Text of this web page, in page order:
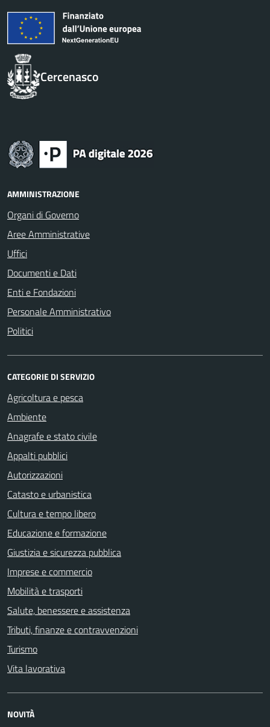
Cercenasco
AMMINISTRAZIONE
Organi di Governo
Aree Amministrative
Uffici
Documenti e Dati
Enti e Fondazioni
Personale Amministrativo
Politici
CATEGORIE DI SERVIZIO
Agricoltura e pesca
Ambiente
Anagrafe e stato civile
Appalti pubblici
Autorizzazioni
Catasto e urbanistica
Cultura e tempo libero
Educazione e formazione
Giustizia e sicurezza pubblica
Imprese e commercio
Mobilità e trasporti
Salute, benessere e assistenza
Tributi, finanze e contravvenzioni
Turismo
Vita lavorativa
NOVITÀ